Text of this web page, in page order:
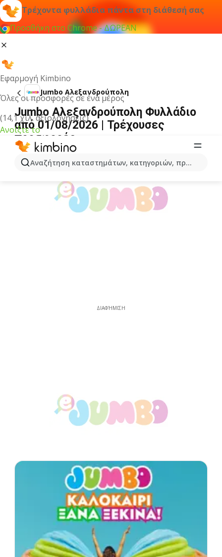
Τρέχοντα φυλλάδια πάντα στη διάθεσή σας
Προσθήκη στο Chrome - ΔΩΡΕΑΝ
Εφαρμογή Kimbino
Όλες οι προσφορές σε ένα μέρος
(14,1 χιλ. αξιολογήσεις)
Ανοίξτε το
Αναζήτηση καταστημάτων, κατηγοριών, προϊόντων...
Jumbo Αλεξανδρούπολη
Jumbo Αλεξανδρούπολη Φυλλάδιο
από 01/08/2026 | Τρέχουσες
προσφορές
ΔΙΑΦΉΜΙΣΗ